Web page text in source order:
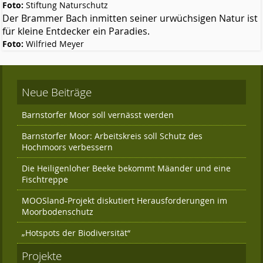
Der Beirat
Finanzierung
Satzung der Stiftung Naturschutz
Links
Kontakt
Foto:Stiftung Naturschutz
Der Brammer Bach inmitten seiner urwüchsigen Natur ist
für kleine Entdecker ein Paradies.
Foto:Wilfried Meyer
Neue Beiträge
Barnstorfer Moor soll vernässt werden
Barnstorfer Moor: Arbeitskreis soll Schutz des
Hochmoors verbessern
Die Heiligenloher Beeke bekommt Mäander und eine
Fischtreppe
MOOSland-Projekt diskutiert Herausforderungen im
Moorbodenschutz
„Hotspots der Biodiversität“
Projekte